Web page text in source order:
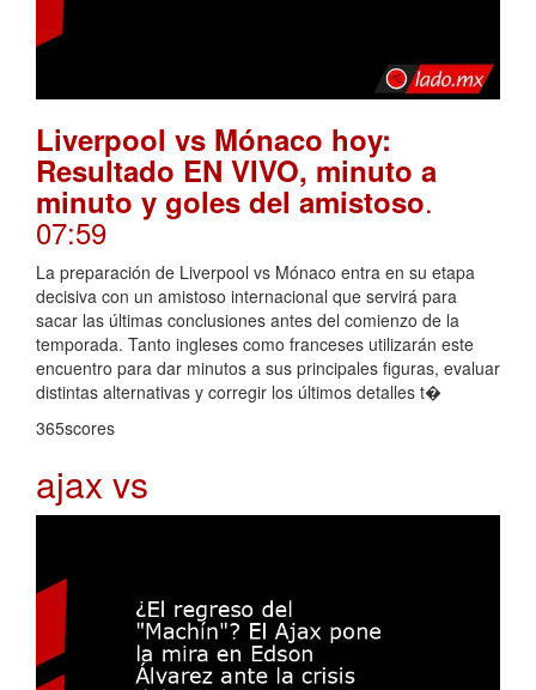
Liverpool vs Mónaco hoy:
Resultado EN VIVO, minuto a
minuto y goles del amistoso.
07:59
La preparación de Liverpool vs Mónaco entra en su etapa
decisiva con un amistoso internacional que servirá para
sacar las últimas conclusiones antes del comienzo de la
temporada. Tanto ingleses como franceses utilizarán este
encuentro para dar minutos a sus principales figuras, evaluar
distintas alternativas y corregir los últimos detalles t�
365scores
ajax vs